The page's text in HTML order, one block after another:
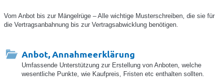
Vom Anbot bis zur Mängelrüge – Alle wichtige Musterschreiben, die sie für
die Vertragsanbahnung bis zur Vertragsabwicklung benötigen.
Anbot, Annahmeerklärung
Umfassende Unterstützung zur Erstellung von Anboten, welche
wesentliche Punkte, wie Kaufpreis, Fristen etc enthalten sollten.